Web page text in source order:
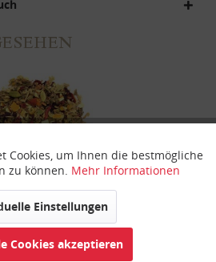
Innere Ruhe
Aktiv
Inaktiv
Inaktiv
Cookies, um Ihnen die bestmögliche
zu können. Mehr Informationen
Einstellungen
Cookies akzeptieren